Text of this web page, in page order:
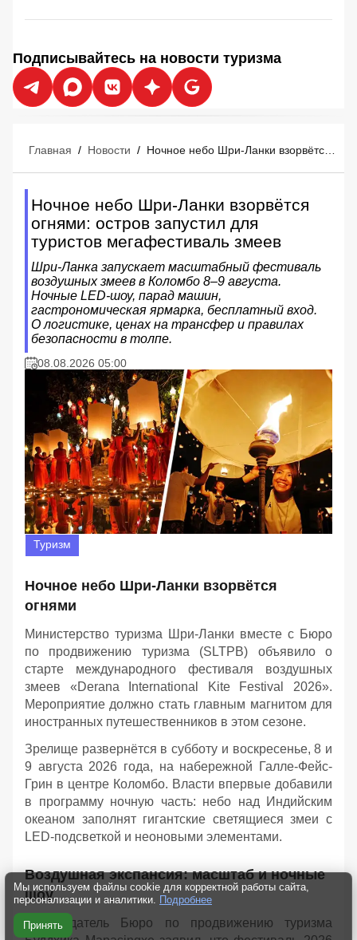
Подписывайтесь на новости туризма
Главная / Новости /
Ночное небо Шри-Ланки взорвётся
огнями: остров запустил для
туристов мегафестиваль змеев
Шри-Ланка запускает масштабный фестиваль
воздушных змеев в Коломбо 8–9 августа.
Ночные LED-шоу, парад машин,
гастрономическая ярмарка, бесплатный вход.
О логистике, ценах на трансфер и правилах
безопасности в толпе.
08.08.2026 05:00
Туризм
Ночное небо Шри-Ланки взорвётся
огнями
Министерство туризма Шри-Ланки вместе с Бюро
по продвижению туризма (SLTPB) объявило о
старте международного фестиваля воздушных
змеев «Derana International Kite Festival 2026».
Мероприятие должно стать главным магнитом для
иностранных путешественников в этом сезоне.
Зрелище развернётся в субботу и воскресенье, 8 и
9 августа 2026 года, на набережной Галле-Фейс-
Грин в центре Коломбо. Власти впервые добавили
в программу ночную часть: небо над Индийским
океаном заполнят гигантские светящиеся змеи с
LED-подсветкой и неоновыми элементами.
Воздушная экспансия: масштаб и ночные
шоу
Председатель Бюро по продвижению туризма
Мы используем файлы cookie для корректной работы сайта,
персонализации и аналитики. Подробнее
Принять